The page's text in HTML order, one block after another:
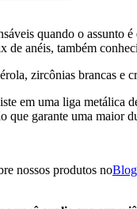
quando o assunto
de anéis, também
zircônias brancas e
em uma liga metálica
que garante uma maior
nossos produtos noBlog